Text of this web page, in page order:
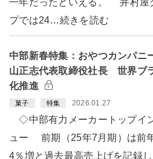
プでは24…続きを読む
中部新春特集：おやつカンパニ
山正志代表取締役社長 世界ブ
化推進
菓子 特集 2026.01.27
◇中部有力メーカートップイ
ュー 前期（25年7月期）は前
4％増と過去最高売上げを記録し